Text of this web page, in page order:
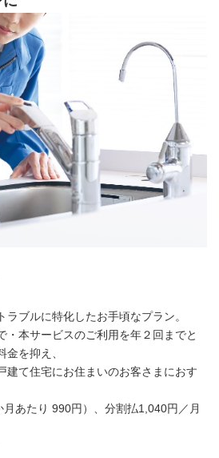
ラブルに特化したお手頃なプラン。
・本サービスのご利用を年２回までと
金を抑え、
建て住宅にお住まいのお客さまにおす
あたり 990円）、分割払1,040円／月